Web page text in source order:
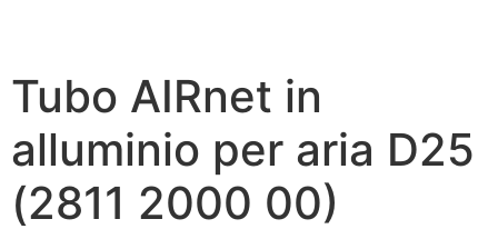
Tubo AIRnet in
alluminio per aria D25
(2811 2000 00)